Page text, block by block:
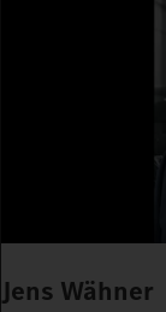
Jens Wähner